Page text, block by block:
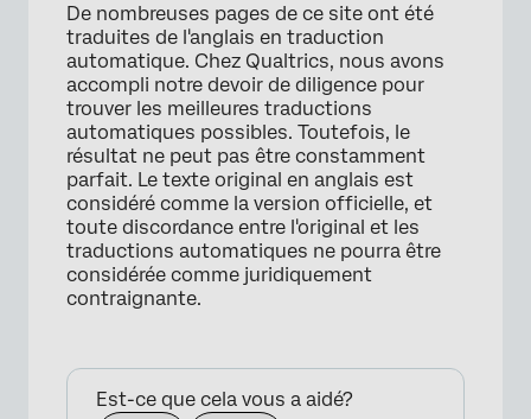
De nombreuses pages de ce site ont été
traduites de l'anglais en traduction
automatique. Chez Qualtrics, nous avons
accompli notre devoir de diligence pour
trouver les meilleures traductions
automatiques possibles. Toutefois, le
résultat ne peut pas être constamment
parfait. Le texte original en anglais est
considéré comme la version officielle, et
toute discordance entre l'original et les
traductions automatiques ne pourra être
considérée comme juridiquement
contraignante.
Est-ce que cela vous a aidé?